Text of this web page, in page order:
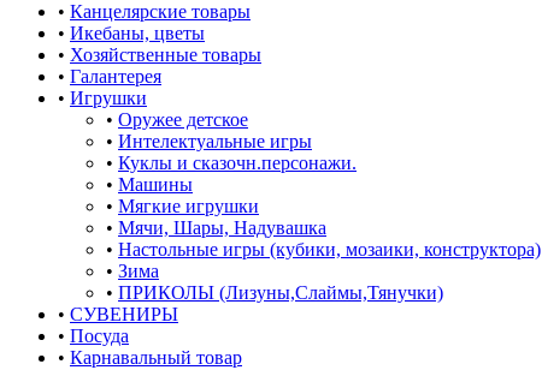
• Канцелярские товары
• Икебаны, цветы
• Хозяйственные товары
• Галантерея
• Игрушки
• Оружее детское
• Интелектуальные игры
• Куклы и сказочн.персонажи.
• Машины
• Мягкие игрушки
• Мячи, Шары, Надувашка
• Настольные игры (кубики, мозаики, конструктора)
• Зима
• ПРИКОЛЫ (Лизуны,Слаймы,Тянучки)
• СУВЕНИРЫ
• Посуда
• Карнавальный товар